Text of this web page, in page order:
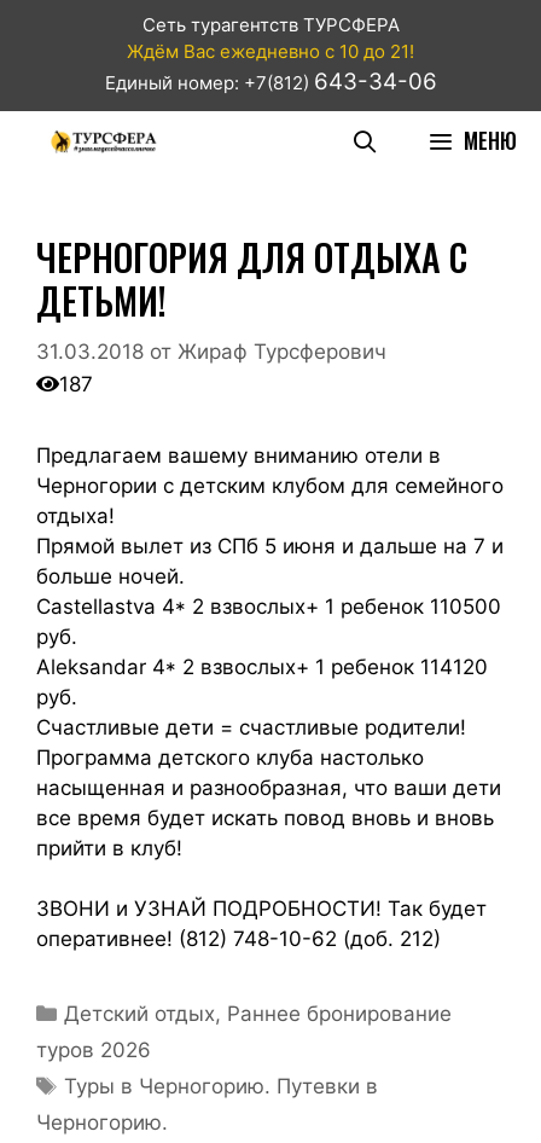
Сеть турагентств ТУРСФЕРА
Ждём Вас ежедневно с 10 до 21!
Единый номер: +7(812) 643-34-06
МЕНЮ
ЧЕРНОГОРИЯ ДЛЯ ОТДЫХА С
ДЕТЬМИ!
31.03.2018 от Жираф Турсферович
187
Предлагаем вашему вниманию отели в
Черногории с детским клубом для семейного
отдыха!
Прямой вылет из СПб 5 июня и дальше на 7 и
больше ночей.
Castellastva 4* 2 взвослых+ 1 ребенок 110500
руб.
Aleksandar 4* 2 взвослых+ 1 ребенок 114120
руб.
Счастливые дети = счастливые родители!
Программа детского клуба настолько
насыщенная и разнообразная, что ваши дети
все время будет искать повод вновь и вновь
прийти в клуб!
ЗВОНИ и УЗНАЙ ПОДРОБНОСТИ! Так будет
оперативнее! (812) 748-10-62 (доб. 212)
Детский отдых, Раннее бронирование
туров 2026
Туры в Черногорию. Путевки в
Черногорию.